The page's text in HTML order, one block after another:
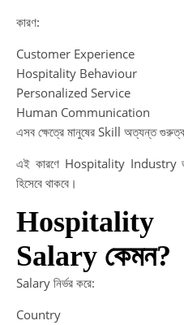
কারণ:
Customer Experience
Hospitality Behaviour
Personalized Service
Human Communication
এসব ক্ষেত্রে মানুষের Skill অত্যন্ত
এই কারণে Hospitality Industry
হিসেবে থাকবে।
Hospitality
Salary কেমন?
Salary নির্ভর করে:
Country